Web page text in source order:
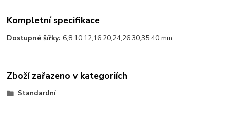
Kompletní specifikace
Dostupné šířky: 6,8,10,12,16,20,24,26,30,35,40 mm
Zboží zařazeno v kategoriích
Standardní